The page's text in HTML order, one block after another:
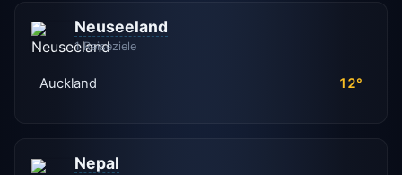
Neuseeland
1 Reiseziele
Auckland 12°
Nepal